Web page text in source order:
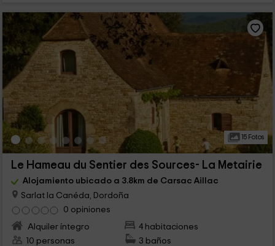
15 Fotos
Le Hameau du Sentier des Sources- La Metairie
Alojamiento ubicado a 3.8km de Carsac Aillac
Sarlat la Canéda, Dordoña
0 opiniones
Alquiler íntegro
4 habitaciones
10 personas
3 baños